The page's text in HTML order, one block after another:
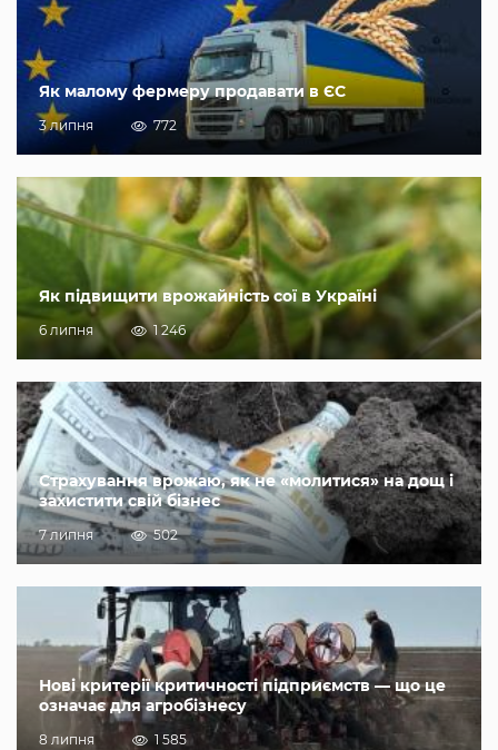
Як малому фермеру продавати в ЄС
3 липня 772
Як підвищити врожайність сої в Україні
6 липня 1 246
Страхування врожаю, як не «молитися» на дощ і
захистити свій бізнес
7 липня 502
Нові критерії критичності підприємств — що це
означає для агробізнесу
8 липня 1 585